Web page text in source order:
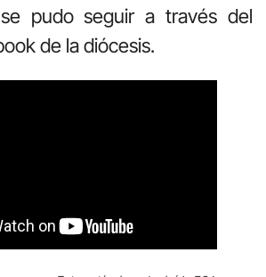
pudo seguir a través del
de la diócesis.